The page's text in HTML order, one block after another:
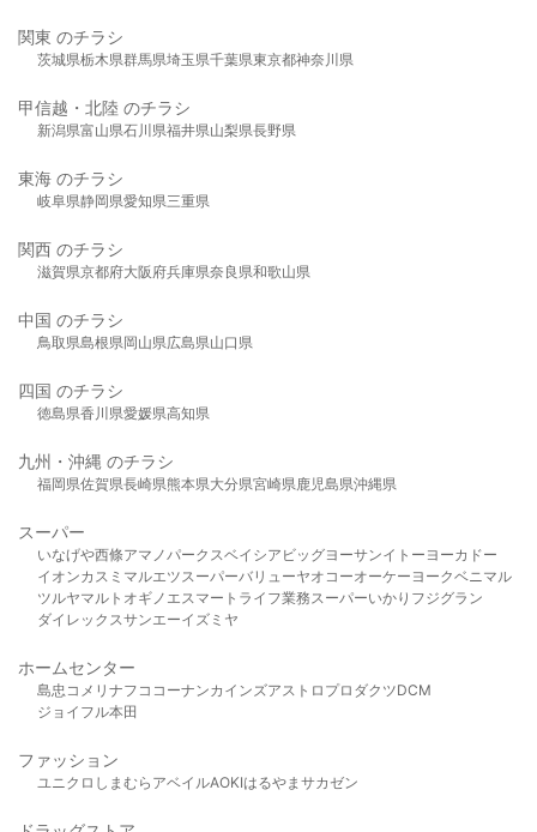
関東 のチラシ
茨城県栃木県群馬県埼玉県千葉県東京都神奈川県
甲信越・北陸 のチラシ
新潟県富山県石川県福井県山梨県長野県
東海 のチラシ
岐阜県静岡県愛知県三重県
関西 のチラシ
滋賀県京都府大阪府兵庫県奈良県和歌山県
中国 のチラシ
鳥取県島根県岡山県広島県山口県
四国 のチラシ
徳島県香川県愛媛県高知県
九州・沖縄 のチラシ
福岡県佐賀県長崎県熊本県大分県宮崎県鹿児島県沖縄県
スーパー
いなげや西條アマノパークスベイシア ビッグヨーサンイトーヨーカドー
イオンカスミ マルエツスーパーバリューヤオコーオーケー ヨークベニマル
ツルヤマルト オギノ エスマート ライフ業務スーパーいかり フジグラン
ダイレックスサンエーイズミヤ
ホームセンター
島忠 コメリ ナフコ コーナンカインズアストロプロダクツDCM
ジョイフル本田
ファッション
ユニクロ しまむら アベイルAOKIはるやま サカゼン